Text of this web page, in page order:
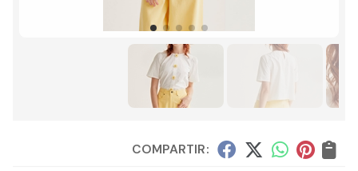
COMPARTIR: